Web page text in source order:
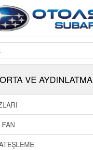
VE AYDINLATMA
FAN